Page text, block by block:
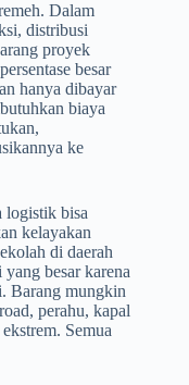
Dalam
distribusi
proyek
besar
hanya dibayar
biaya
ke
logistik bisa
kelayakan
di daerah
besar karena
Barang mungkin
perahu, kapal
Semua